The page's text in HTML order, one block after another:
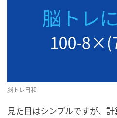
脳トレ日和
見た目はシンプルですが、